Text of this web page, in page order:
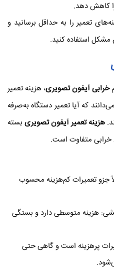
کاهش دهد.
تعمیر را به حداقل برسانید و
استفاده کنید.
خرابی آیفون تصویری، هزینه تعمیر
که آیا تعمیر دستگاه به‌صرفه
هزینه تعمیر آیفون تصویری بسته
خرابی متفاوت است.
جزو تعمیرات کم‌هزینه محسوب
هزینه متوسطی دارد و بستگی
پرهزینه است و گاهی حتی